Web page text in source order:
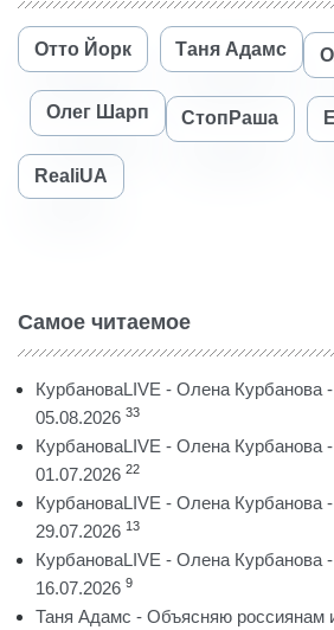
Отто Йорк Таня Адамс
Олег Шарп СтопРаша
RealiUA
Самое читаемое
КурбановаLIVE - Олена Курбанова
05.08.2026 33
КурбановаLIVE - Олена Курбанова
01.07.2026 22
КурбановаLIVE - Олена Курбанова
29.07.2026 13
КурбановаLIVE - Олена Курбанова
16.07.2026 9
Таня Адамс - Объясняю россиянам